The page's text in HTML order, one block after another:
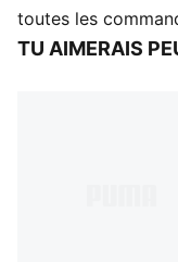
et rouge, ce t-shirt
Ferrari à la
toutes les
TU AIMERAIS